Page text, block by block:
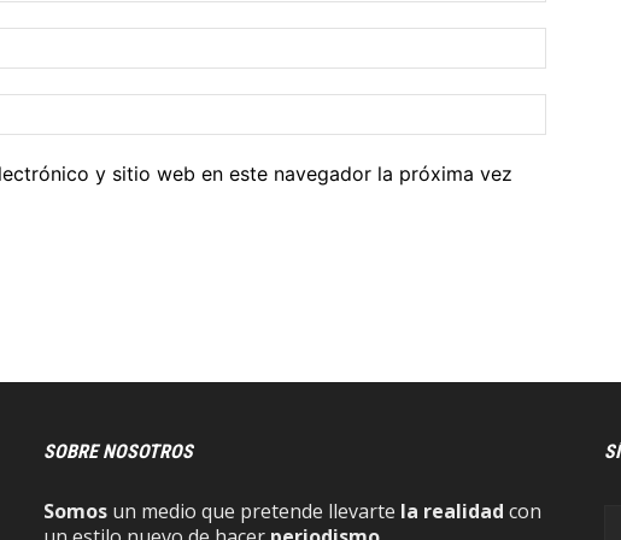
y sitio web en este navegador la próxima vez
SOBRE NOSOTROS
Somos un medio que pretende llevarte la realidad con